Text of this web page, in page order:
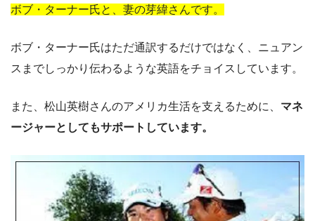
ボブ・ターナー氏と、妻の芽緯さんです。
ボブ・ターナー氏はただ通訳するだけではなく、ニュアン
スまでしっかり伝わるような英語をチョイスしています。
また、松山英樹さんのアメリカ生活を支えるために、 マネ
ージャーとしてもサポートしています。